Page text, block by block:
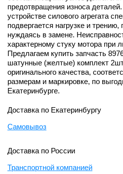
предотвращения износа
устройстве силового агрегата
подвергается нагрузке и
нуждаясь в замене.
характерному стуку мотора при
Предлагаем купить запчасть
шатунные (желтые) комплект
оригинального качества,
размерам и маркировке, по
Екатеринбурге.
Доставка по Екатеринбургу
Самовывоз
Доставка по России
Транспортной компанией